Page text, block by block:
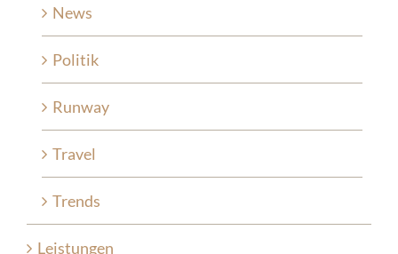
News
Politik
Runway
Travel
Trends
Leistungen